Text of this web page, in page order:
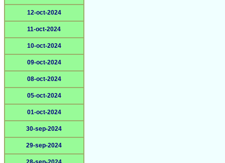
12-oct-2024
11-oct-2024
10-oct-2024
09-oct-2024
08-oct-2024
05-oct-2024
01-oct-2024
30-sep-2024
29-sep-2024